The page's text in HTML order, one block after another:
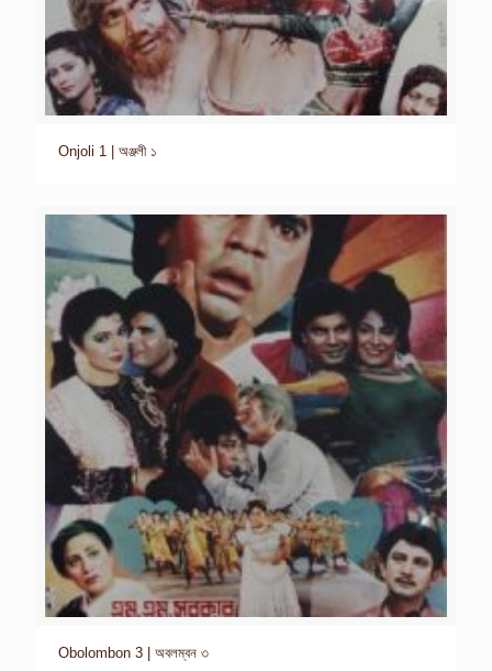
Onjoli 1 | অঞ্জলী ১
Obolombon 3 | অবলম্বন ৩